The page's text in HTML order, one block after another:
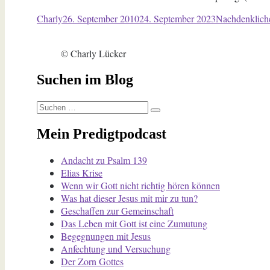
Autor
CharlyVeröffentlicht
26. September 201024. September 2023Kategorien
© Charly Lücker
Suchen im Blog
Suchen
nach:
Suchen
Mein Predigtpodcast
Andacht zu Psalm 139
Elias Krise
Wenn wir Gott nicht richtig hören können
Was hat dieser Jesus mit mir zu tun?
Geschaffen zur Gemeinschaft
Das Leben mit Gott ist eine Zumutung
Begegnungen mit Jesus
Anfechtung und Versuchung
Der Zorn Gottes